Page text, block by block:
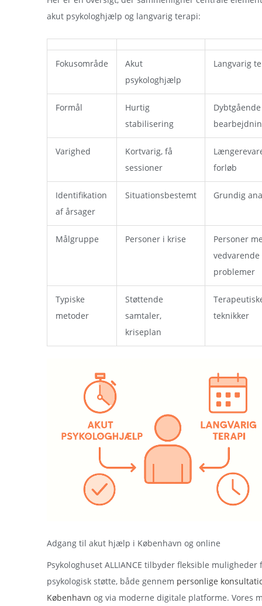
akut psykologhjælp og langvarig terapi:
Fokusområde
Akut
psykologhjælp
Langvarig
Formål
Hurtig
stabilisering
Dybtgående
Varighed
Kortvarig, få
sessioner
forløb
Identifikation
af årsager
Situationsbestemt Grundig
Målgruppe Personer i krise
Personer
vedvarende
problemer
Typiske
metoder
Støttende
samtaler,
kriseplan
teknikker
Adgang til akut hjælp i København og online
Psykologhuset ALLIANCE tilbyder fleksible muligheder
psykologisk støtte, både gennem personlige
København og via moderne digitale platforme. Vores